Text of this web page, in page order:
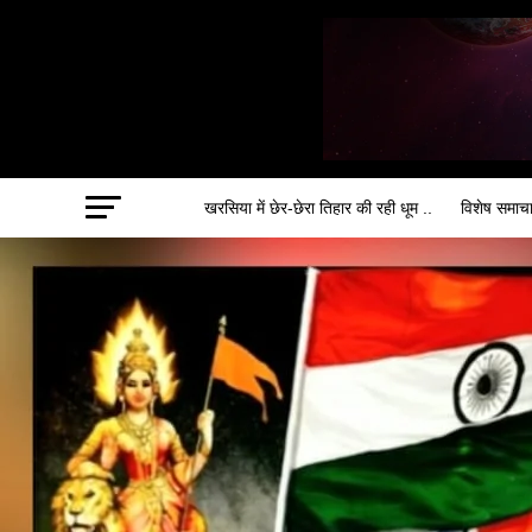
खरसिया में छेर-छेरा तिहार की रही धूम .. विशेष